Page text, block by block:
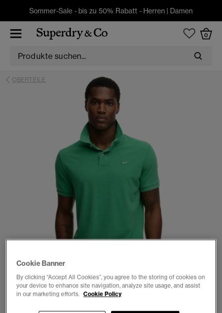
Sommer-Sale - bis zu 50% Rabatt - Herren | Damen
0
OBERTEILE
Cookie Banner
By clicking “Accept All Cookies”, you agree to the storing of cookies on
your device to enhance site navigation, analyze site usage, and assist
in our marketing efforts. Cookie Policy